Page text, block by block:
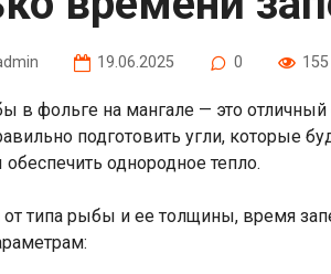
19.06.2025 0 155
в фольге на мангале — это
подготовить угли, которые
обеспечить однородное тепло.
от типа рыбы и ее толщины, время